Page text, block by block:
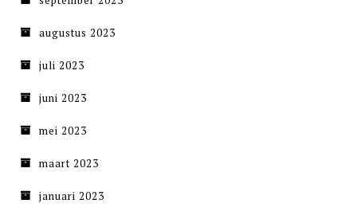
augustus 2023
juli 2023
juni 2023
mei 2023
maart 2023
januari 2023